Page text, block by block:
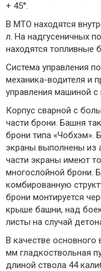
+ 45°.
В МТО находятся
л. На надгусеничных
находятся топливные
Система управления
механика-водителя и
управления машиной
Корпус сварной с
части брони. Башня
брони типа «Чобхэм».
экраны выполнены из
части экраны имеют
многослойной брони.
комбированную
брони монтируется
крыше башни, над
листы на случай
В качестве основного
мм гладкоствольная
длиной ствола 44